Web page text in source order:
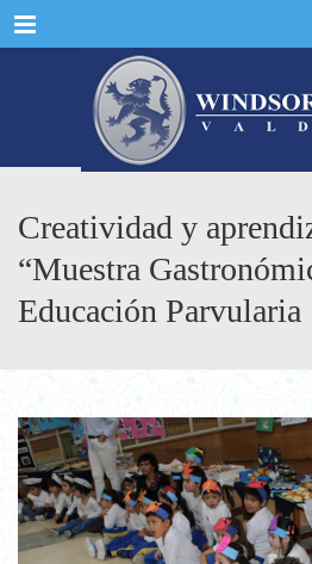
Menu
Creatividad y
“Muestra
Educación Parvularia